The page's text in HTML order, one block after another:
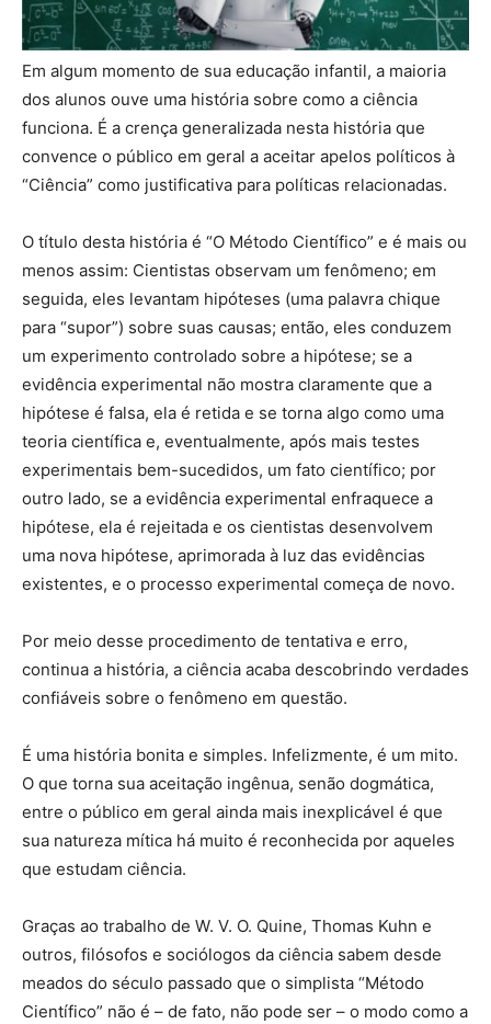
Em algum momento de sua educação infantil, a maioria
dos alunos ouve uma história sobre como a ciência
funciona. É a crença generalizada nesta história que
convence o público em geral a aceitar apelos políticos à
“Ciência” como justificativa para políticas relacionadas.
O título desta história é “O Método Científico” e é mais ou
menos assim: Cientistas observam um fenômeno; em
seguida, eles levantam hipóteses (uma palavra chique
para “supor”) sobre suas causas; então, eles conduzem
um experimento controlado sobre a hipótese; se a
evidência experimental não mostra claramente que a
hipótese é falsa, ela é retida e se torna algo como uma
teoria científica e, eventualmente, após mais testes
experimentais bem-sucedidos, um fato científico; por
outro lado, se a evidência experimental enfraquece a
hipótese, ela é rejeitada e os cientistas desenvolvem
uma nova hipótese, aprimorada à luz das evidências
existentes, e o processo experimental começa de novo.
Por meio desse procedimento de tentativa e erro,
continua a história, a ciência acaba descobrindo verdades
confiáveis ​​sobre o fenômeno em questão.
É uma história bonita e simples. Infelizmente, é um mito.
O que torna sua aceitação ingênua, senão dogmática,
entre o público em geral ainda mais inexplicável é que
sua natureza mítica há muito é reconhecida por aqueles
que estudam ciência.
Graças ao trabalho de W. V. O. Quine, Thomas Kuhn e
outros, filósofos e sociólogos da ciência sabem desde
meados do século passado que o simplista “Método
Científico” não é – de fato, não pode ser – o modo como a